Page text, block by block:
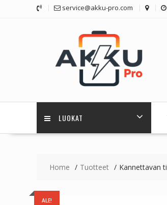
service@akku-pro.com
LUOKAT
Home Tuotteet Kannettavan
ALE!